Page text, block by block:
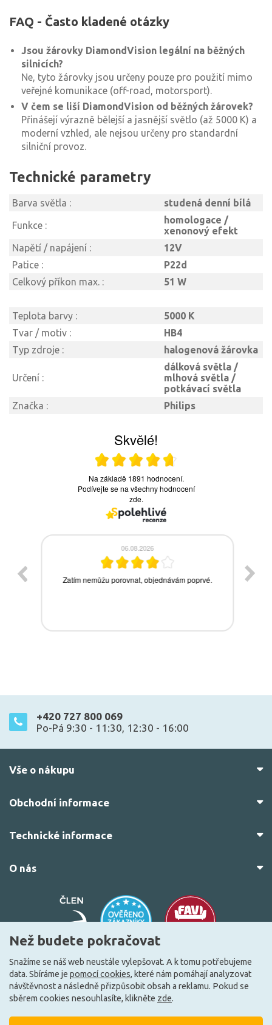
FAQ - Často kladené otázky
Jsou žárovky DiamondVision legální na běžných
silnicích?
Ne, tyto žárovky jsou určeny pouze pro použití mimo
veřejné komunikace (off-road, motorsport).
V čem se liší DiamondVision od běžných žárovek?
Přinášejí výrazně bělejší a jasnější světlo (až 5000 K) a
moderní vzhled, ale nejsou určeny pro standardní
silniční provoz.
Technické parametry
Barva světla : studená denní bílá
Funkce :
homologace /
xenonový efekt
Napětí / napájení :
12V
Patice :
P22d
Celkový příkon max. :
51 W
Teplota barvy :
5000 K
Tvar / motiv :
HB4
Typ zdroje :
halogenová žárovka
Určení :
dálková světla /
mlhová světla /
potkávací světla
Značka :
Philips
+420 727 800 069
Po-Pá 9:30 - 11:30, 12:30 - 16:00
Vše o nákupu
Obchodní informace
Technické informace
O nás
© 2010–2026 Všechna práva vyhrazena. žárovky.cz
VytvořiloFEO.cz
Než budete pokračovat
Snažíme se náš web neustále vylepšovat. A k tomu potřebujeme
data. Sbíráme je pomocí cookies, které nám pomáhají analyzovat
návštěvnost a následně přizpůsobit obsah a reklamu. Pokud se
sběrem cookies nesouhlasíte, klikněte zde.